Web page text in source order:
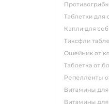
таблетки
капли для
тиксфли
ошейник от
таблетка от
репелленты
витамины
витамины